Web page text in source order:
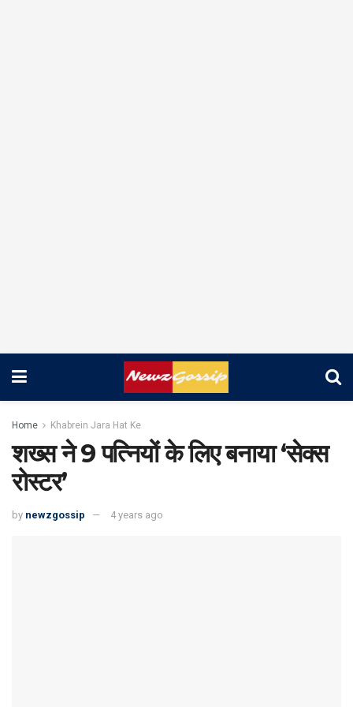
Home Khabrein Jara Hat Ke
शख्स ने 9 पत्नियों के लिए बनाया ‘सेक्स
रोस्टर’
by newzgossip 4 years ago